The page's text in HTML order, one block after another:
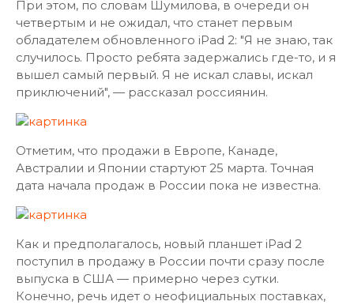
При этом, по словам Шумилова, в очереди он
четвертым и не ожидал, что станет первым
обладателем обновленного iPad 2: "Я не знаю, так
случилось. Просто ребята задержались где-то, и я
вышел самый первый. Я не искал славы, искал
приключений", — рассказал россиянин.
Отметим, что продажи в Европе, Канаде,
Австралии и Японии стартуют 25 марта. Точная
дата начала продаж в России пока не известна.
Как и предполагалось, новый планшет iPad 2
поступил в продажу в России почти сразу после
выпуска в США — примерно через сутки.
Конечно, речь идет о неофициальных поставках,